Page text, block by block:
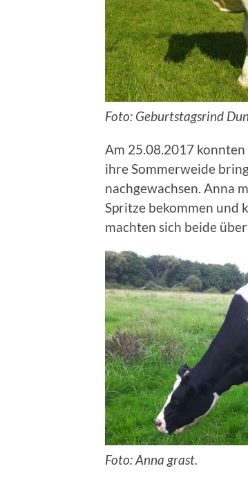
Foto: Geburtstagsrind
Am 25.08.2017
ihre Sommerweide
nachgewachsen. Anna
Spritze bekommen und
machten sich beide
Foto: Anna grast.